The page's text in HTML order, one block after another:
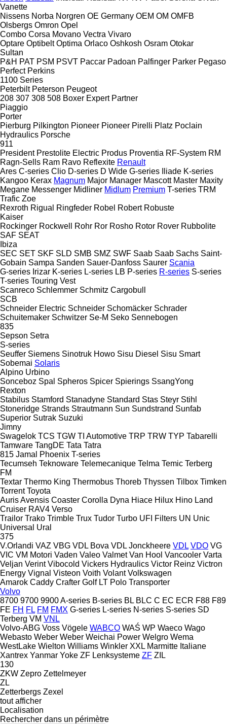
Vanette
Nissens Norba Norgren OE Germany OEM OM OMFB
Olsbergs Omron Opel
Combo Corsa Movano Vectra Vivaro
Optare Optibelt Optima Orlaco Oshkosh Osram Otokar
Sultan
P&H PAT PSM PSVT Paccar Padoan Palfinger Parker Pegaso
Perfect Perkins
1100 Series
Peterbilt Peterson Peugeot
208 307 308 508 Boxer Expert Partner
Piaggio
Porter
Pierburg Pilkington Pioneer Pioneer Pirelli Platz Poclain
Hydraulics Porsche
911
President Prestolite Electric Produs Proventia RF-System RM
Ragn-Sells Ram Ravo Reflexite Renault
Ares C-series Clio D-series D Wide G-series Iliade K-series
Kangoo Kerax Magnum Major Manager Mascott Master Maxity
Megane Messenger Midliner Midlum Premium T-series TRM
Trafic Zoe
Rexroth Rigual Ringfeder Robel Robert Robuste
Kaiser
Rockinger Rockwell Rohr Ror Rosho Rotor Rover Rubbolite
SAF SEAT
Ibiza
SEC SET SKF SLD SMB SMZ SWF Saab Saab Sachs Saint-
Gobain Sampa Sanden Sauer-Danfoss Saurer Scania
G-series Irizar K-series L-series LB P-series R-series S-series
T-series Touring Vest
Scanreco Schlemmer Schmitz Cargobull
SCB
Schneider Electric Schneider Schomäcker Schrader
Schuitemaker Schwitzer Se-M Seko Sennebogen
835
Sepson Setra
S-series
Seuffer Siemens Sinotruk Howo Sisu Diesel Sisu Smart
Sobemai Solaris
Alpino Urbino
Sonceboz Spal Spheros Spicer Spierings SsangYong
Rexton
Stabilus Stamford Stanadyne Standard Stas Steyr Stihl
Stoneridge Strands Strautmann Sun Sundstrand Sunfab
Superior Sutrak Suzuki
Jimny
Swagelok TCS TGW TI Automotive TRP TRW TYP Tabarelli
Tamware TangDE Tata Tatra
815 Jamal Phoenix T-series
Tecumseh Teknoware Telemecanique Telma Temic Terberg
FM
Textar Thermo King Thermobus Thoreb Thyssen Tilbox Timken
Torrent Toyota
AurisAvensis Coaster Corolla Dyna Hiace Hilux Hino Land
Cruiser RAV4 Verso
Trailor Trako Trimble Trux Tudor Turbo UFI Filters UN Unic
Universal Ural
375
V.Orlandi VAZ VBG VDL Bova VDL Jonckheere VDL VDO VG
VIC VM Motori Vaden Valeo Valmet Van Hool Vancooler Varta
Veljan Verint Vibocold Vickers Hydraulics Victor Reinz Victron
Energy Vignal Visteon Voith Volant Volkswagen
Amarok Caddy Crafter Golf LT Polo Transporter
Volvo
8700 9700 9900A-series B-series BL BLC C EC ECR F88 F89
FE FH FL FM FMX G-series L-series N-series S-series SD
Terberg VM VNL
Volvo-ABG Voss Vögele WABCO WAŚ WP Waeco Wago
Webasto Weber Weber Weichai Power Welgro Wema
WestLake Wielton Williams Winkler XXL Marmitte Italiane
Xantrex Yanmar Yoke ZF Lenksysteme ZF ZIL
130
ZKW Zepro Zettelmeyer
ZL
Zetterbergs Zexel
tout afficher
Localisation
Rechercher dans un périmètre